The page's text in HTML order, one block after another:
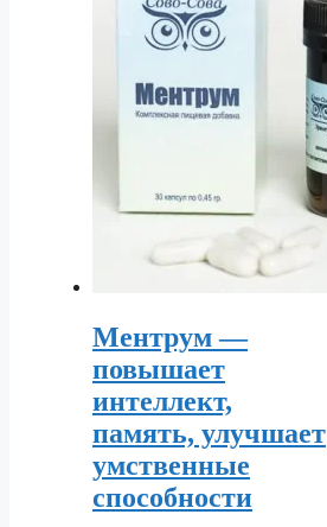
Ментрум —
повышает
интеллект,
память, улучшает
умственные
способности